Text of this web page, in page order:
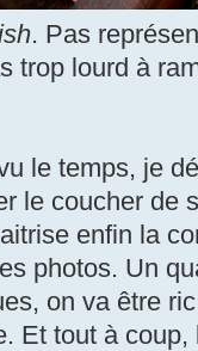
. Pas
trop lourd à
le temps, je
le coucher de
enfin la
photos. Un
on va être
Et tout à